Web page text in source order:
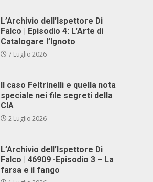
L’Archivio dell’Ispettore Di
Falco | Episodio 4: L’Arte di
Catalogare l’Ignoto
7 Luglio 2026
Il caso Feltrinelli e quella nota
speciale nei file segreti della
CIA
2 Luglio 2026
L’Archivio dell’Ispettore Di
Falco | 46909 -Episodio 3 – La
farsa e il fango